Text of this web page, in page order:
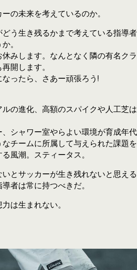
の未来を考えているのか。
う生き残るかまで考えている指導者
。
みします。なんとなく隣の有名クラ
開します。
ったら、さあー頑張ろう!
の進化、高額のスパイクや人工芝は
シャワー室やらよい環境が育成年代
チームに所属して与えられた課題を
風潮。スティータス。
とサッカーが生き残れないと思える
者は常に持つべきだ。
は生まれない。